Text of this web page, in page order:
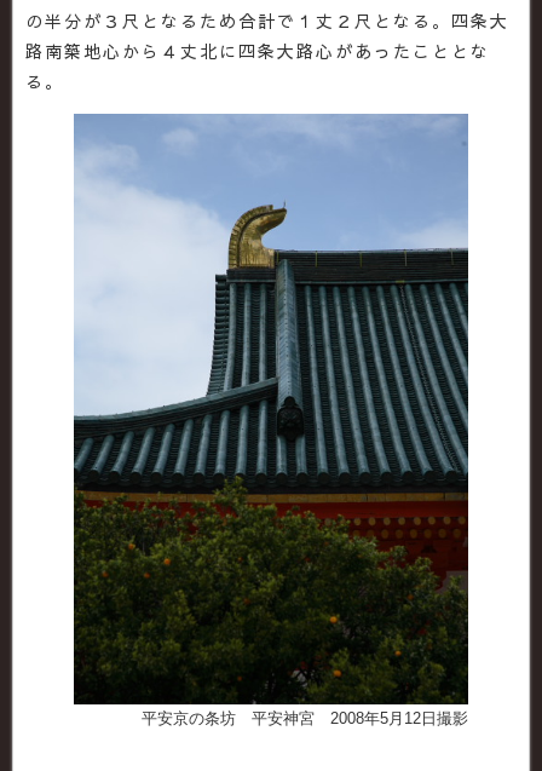
の半分が３尺となるため合計で１丈２尺となる。四条大
路南築地心から４丈北に四条大路心があったこととな
る。
平安京の条坊 平安神宮 2008年5月12日撮影